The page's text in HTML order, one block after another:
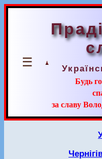
☰
Будь
за славу